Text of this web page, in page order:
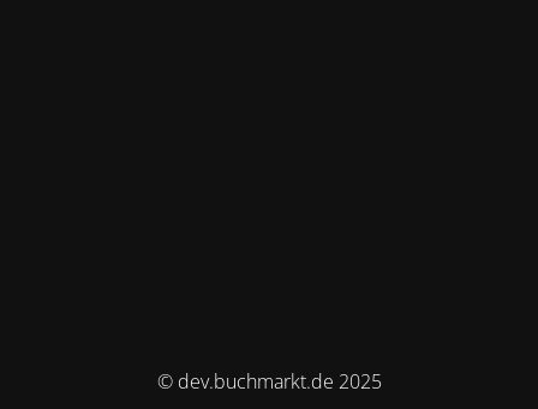
© dev.buchmarkt.de 2025